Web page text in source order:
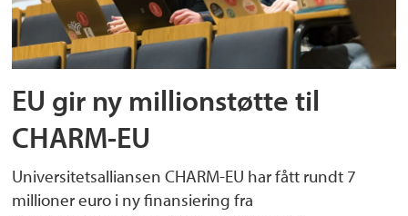
EU gir ny millionstøtte til
CHARM-EU
Universitetsalliansen CHARM-EU har fått rundt 7
millioner euro i ny finansiering fra